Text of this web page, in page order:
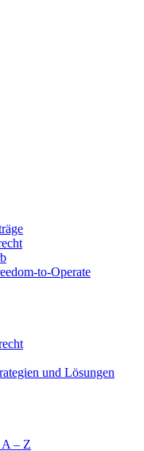
to-Operate
und Lösungen
A – Z